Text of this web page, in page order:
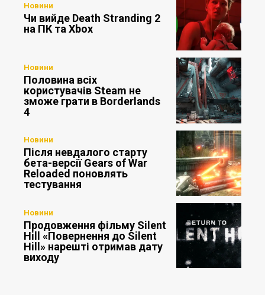
Новини
Чи вийде Death Stranding 2
на ПК та Xbox
Новини
Половина всіх
користувачів Steam не
зможе грати в Borderlands
4
Новини
Після невдалого старту
бета-версії Gears of War
Reloaded поновлять
тестування
Новини
Продовження фільму Silent
Hill «Повернення до Silent
Hill» нарешті отримав дату
виходу